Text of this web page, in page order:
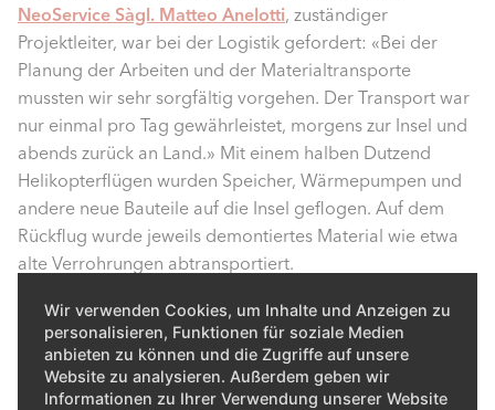
Wir verwenden Cookies, um Inhalte und Anzeigen zu
personalisieren, Funktionen für soziale Medien
anbieten zu können und die Zugriffe auf unsere
Website zu analysieren. Außerdem geben wir
Informationen zu Ihrer Verwendung unserer Website
NeoService Sàgl. Matteo Anelotti, zuständiger
Projektleiter, war bei der Logistik gefordert: «Bei der
Planung der Arbeiten und der Materialtransporte
mussten wir sehr sorgfältig vorgehen. Der Transport war
nur einmal pro Tag gewährleistet, morgens zur Insel und
abends zurück an Land.» Mit einem halben Dutzend
Helikopterflügen wurden Speicher, Wärmepumpen und
andere neue Bauteile auf die Insel geflogen. Auf dem
Rückflug wurde jeweils demontiertes Material wie etwa
alte Verrohrungen abtransportiert.
Weil für die Zentrale ein gewisses Überflutungsrisiko
besteht, wurden die beiden neuen Elco-Wärmepumpen
auf einer 80 Zentimeter hohen Konstruktion
aufgeständert. Während die Zentrale früher als enger,